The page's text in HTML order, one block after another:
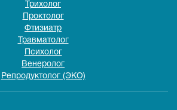
Трихолог
Проктолог
Фтизиатр
Травматолог
Психолог
Венеролог
Репродуктолог (ЭКО)